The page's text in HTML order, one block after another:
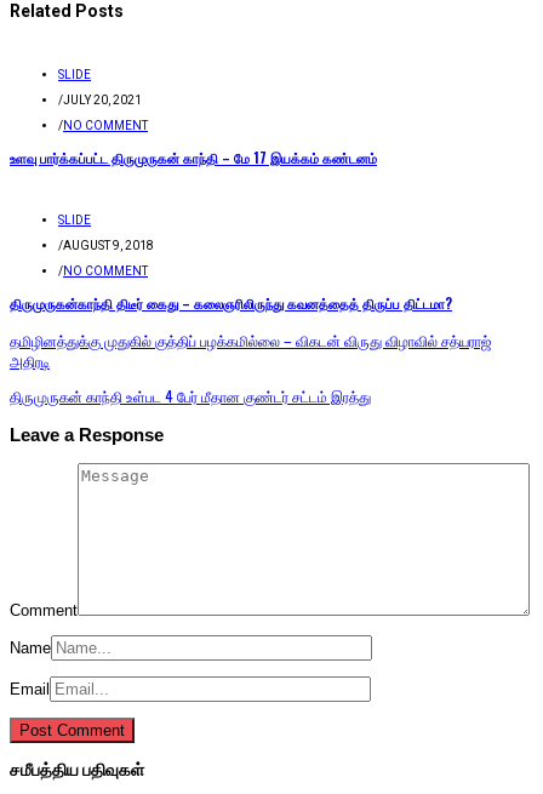
Related Posts
SLIDE
/JULY 20, 2021
/NO COMMENT
உளவு பார்க்கப்பட்ட திருமுருகன் காந்தி – மே 17 இயக்கம் கண்டனம்
SLIDE
/AUGUST 9, 2018
/NO COMMENT
திருமுருகன்காந்தி திடீர் கைது – கலைஞரிலிருந்து கவனத்தைத் திருப்ப திட்டமா?
தமிழினத்துக்கு முதுகில் குத்திப் பழக்கமில்லை – விகடன் விருது விழாவில் சத்யராஜ்
அதிரடி
திருமுருகன் காந்தி உள்பட 4 பேர் மீதான குண்டர் சட்டம் இரத்து
Leave a Response
Comment
Name
Email
சமீபத்திய பதிவுகள்